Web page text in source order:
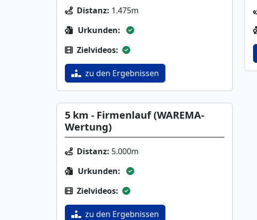
Distanz: 1.475m
Urkunden:
Zielvideos:
zu den Ergebnissen
5 km - Firmenlauf (WAREMA-
Wertung)
Distanz: 5.000m
Urkunden:
Zielvideos:
zu den Ergebnissen